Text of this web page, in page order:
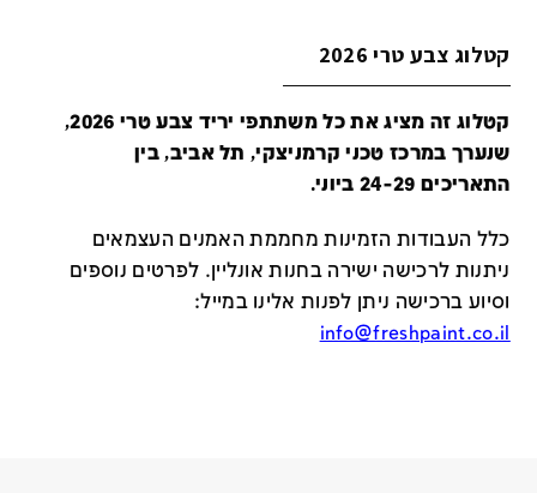
קטלוג צבע טרי 2026
קטלוג זה מציג את כל משתתפי יריד צבע טרי 2026,
שנערך במרכז טכני קרמניצקי, תל אביב, בין
התאריכים 24-29 ביוני.
כלל העבודות הזמינות מחממת האמנים העצמאים
ניתנות לרכישה ישירה בחנות אונליין. לפרטים נוספים
וסיוע ברכישה ניתן לפנות אלינו במייל:
info@freshpaint.co.il